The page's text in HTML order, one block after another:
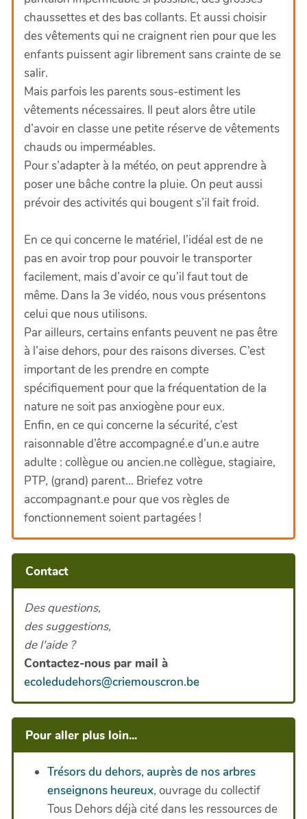
chaussettes et des bas collants. Et aussi choisir
des vêtements qui ne craignent rien pour que les
enfants puissent agir librement sans crainte de se
salir.
Mais parfois les parents sous-estiment les
vêtements nécessaires. Il peut alors être utile
d’avoir en classe une petite réserve de vêtements
chauds ou imperméables.
Pour s’adapter à la météo, on peut apprendre à
poser une bâche contre la pluie. On peut aussi
prévoir des activités qui bougent s’il fait froid.
En ce qui concerne le matériel, l’idéal est de ne
pas en avoir trop pour pouvoir le transporter
facilement, mais d’avoir ce qu’il faut tout de
même. Dans la 3e vidéo, nous vous présentons
celui que nous utilisons.
Par ailleurs, certains enfants peuvent ne pas être
à l’aise dehors, pour des raisons diverses. C’est
important de les prendre en compte
spécifiquement pour que la fréquentation de la
nature ne soit pas anxiogène pour eux.
Enfin, en ce qui concerne la sécurité, c’est
raisonnable d’être accompagné.e d’un.e autre
adulte : collègue ou ancien.ne collègue, stagiaire,
PTP, (grand) parent... Briefez votre
accompagnant.e pour que vos règles de
fonctionnement soient partagées !
Contact
Des questions,
des suggestions,
de l'aide ?
Contactez-nous par mail à
ecoledudehors@criemouscron.be
Pour aller plus loin...
Trésors du dehors, auprès de nos arbres
enseignons heureux, ouvrage du collectif
Tous Dehors déjà cité dans les ressources de